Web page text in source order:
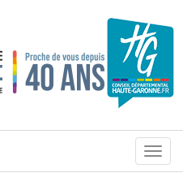
Menu
de